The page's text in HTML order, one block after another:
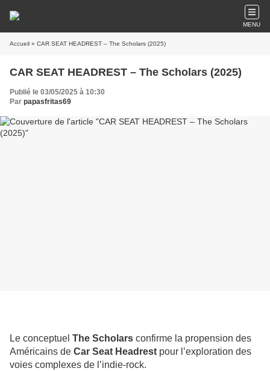
MENU
Accueil » CAR SEAT HEADREST – The Scholars (2025)
CAR SEAT HEADREST – The Scholars (2025)
Publié le 03/05/2025 à 10:30
Par papasfritas69
Le conceptuel The Scholars confirme la propension des
Américains de Car Seat Headrest pour l’exploration des
voies complexes de l’indie-rock.